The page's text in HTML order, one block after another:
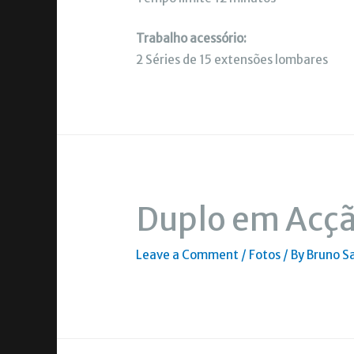
Trabalho acessório:
2 Séries de 15 extensões lombares
Duplo em
Leave a Comment / Fotos / By Bruno